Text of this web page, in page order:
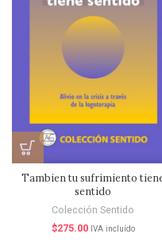
Tambien tu sufrimiento
sentido
Colección Sentido
$275.00 IVA incluído